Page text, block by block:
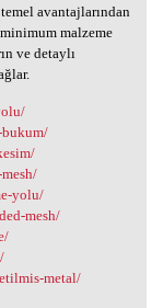
avantajlarından
malzeme
ve detaylı
bukum/
yolu/
mesh/
metal/